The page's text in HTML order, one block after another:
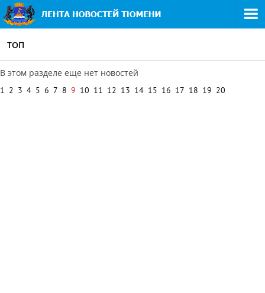
ТОП
В этом разделе еще нет новостей
1 2 3 4 5 6 7 8 9 10 11 12 13 14 15 16 17 18 19 20